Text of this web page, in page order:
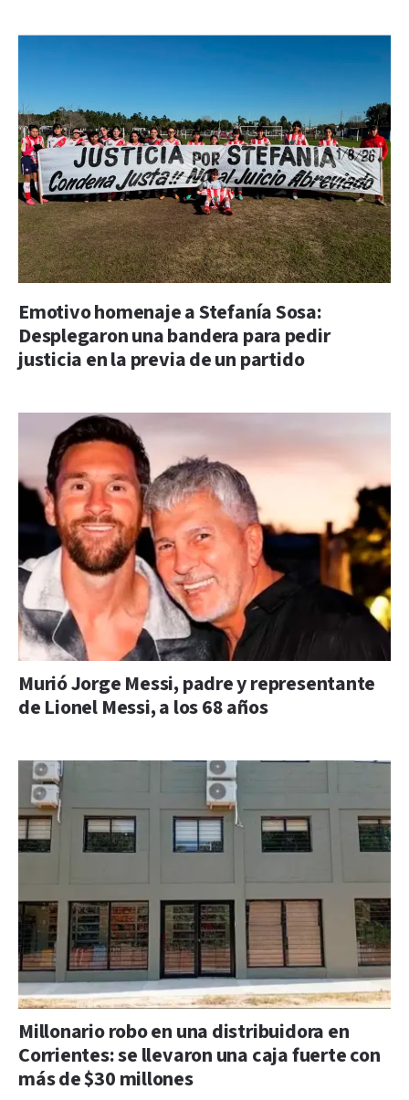
Emotivo homenaje a Stefanía Sosa:
Desplegaron una bandera para pedir
justicia en la previa de un partido
Murió Jorge Messi, padre y representante
de Lionel Messi, a los 68 años
Millonario robo en una distribuidora en
Corrientes: se llevaron una caja fuerte con
más de $30 millones